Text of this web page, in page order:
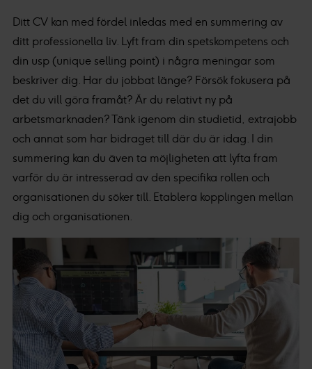
Ditt CV kan med fördel inledas med en summering av
ditt professionella liv. Lyft fram din spetskompetens och
din usp (unique selling point) i några meningar som
beskriver dig. Har du jobbat länge? Försök fokusera på
det du vill göra framåt? Är du relativt ny på
arbetsmarknaden? Tänk igenom din studietid, extrajobb
och annat som har bidraget till där du är idag. I din
summering kan du även ta möjligheten att lyfta fram
varför du är intresserad av den specifika rollen och
organisationen du söker till. Etablera kopplingen mellan
dig och organisationen.